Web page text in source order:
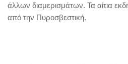
άλλων διαμερισμάτων. Τα αίτια
από την Πυροσβεστική.